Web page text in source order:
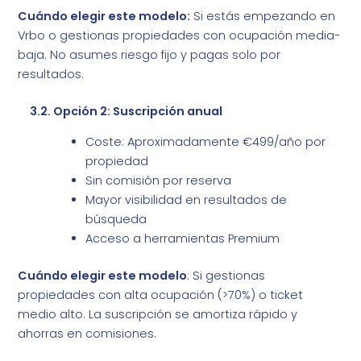
Cuándo elegir este modelo: Si estás empezando en
Vrbo o gestionas propiedades con ocupación media-
baja. No asumes riesgo fijo y pagas solo por
resultados.
3.2. Opción 2: Suscripción anual
Coste: Aproximadamente €499/año por
propiedad
Sin comisión por reserva
Mayor visibilidad en resultados de
búsqueda
Acceso a herramientas Premium
Cuándo elegir este modelo: Si gestionas
propiedades con alta ocupación (>70%) o ticket
medio alto. La suscripción se amortiza rápido y
ahorras en comisiones.